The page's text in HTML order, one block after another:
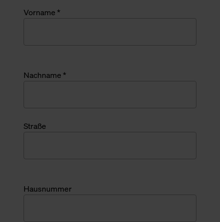
Vorname *
Nachname *
Straße
Hausnummer